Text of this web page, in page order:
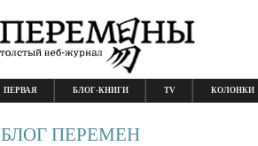
ПЕРВАЯ БЛОГ-КНИГИ TV КОЛОНКИ
БЛОГ ПЕРЕМЕН